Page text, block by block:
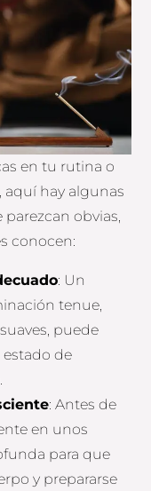
en tu rutina o
aquí hay algunas
obvias,
conocen:
: Un
tenue,
puede
de
: Antes de
en unos
para que
y prepararse